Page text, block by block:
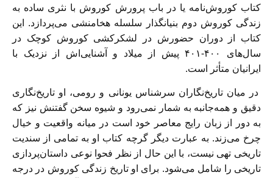
کتاب کوروش‌نامه یا در باب پرورش کوروش با نثری ساده به
زندگی کوروش دوم بنیانگذار سلسله هخامنشی می‌پردازد. این
کتاب از دوران حضورش در لشکرکشی کوروش کوچک در
سال‌های ۴۰۰-۴۰۱ پیش از میلاد و آشنایی‌اش از نزدیک با
ایرانیان متأثر است.
در میان تاریخ‌نگاران سر‌شناس یونانی و رومی، او تاریخ‌نگاری
دقیق و همه‌جانبه به شمار نمی‌رود و شیوه سخن گفتنش نیز که
به دور از زبان رایج معاصر خود است در میانه واقعیت و خیال
چرخ می‌زند. به عبارت دیگر گرچه کتاب او به تمامی از سندیت
تاریخی تهی نیست، با این حال از نظر فحوا نوعی داستان‌پردازی
تاریخی را شامل می‌شود. برای او تاریخ زندگی کوروش در درجه